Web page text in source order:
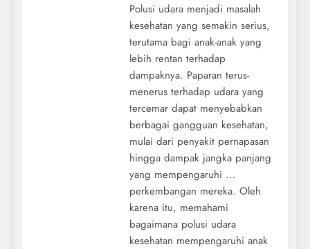
Polusi udara menjadi masalah
kesehatan yang semakin serius,
terutama bagi anak-anak yang
lebih rentan terhadap
dampaknya. Paparan terus-
menerus terhadap udara yang
tercemar dapat menyebabkan
berbagai gangguan kesehatan,
mulai dari penyakit pernapasan
hingga dampak jangka panjang
yang mempengaruhi ...
perkembangan mereka. Oleh
karena itu, memahami
bagaimana polusi udara
kesehatan mempengaruhi anak